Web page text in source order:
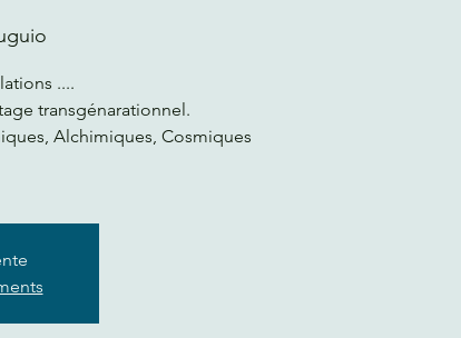
....
transgénarationnel.
Alchimiques, Cosmiques